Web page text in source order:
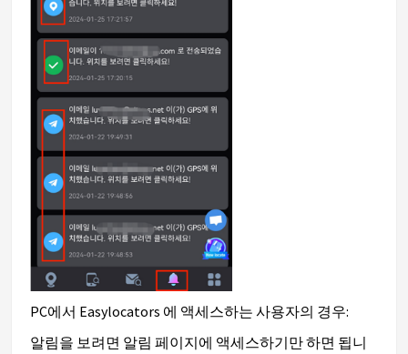
PC에서 Easylocators 에 액세스하는 사용자의 경우:
알림을 보려면 알림 페이지에 액세스하기만 하면 됩니